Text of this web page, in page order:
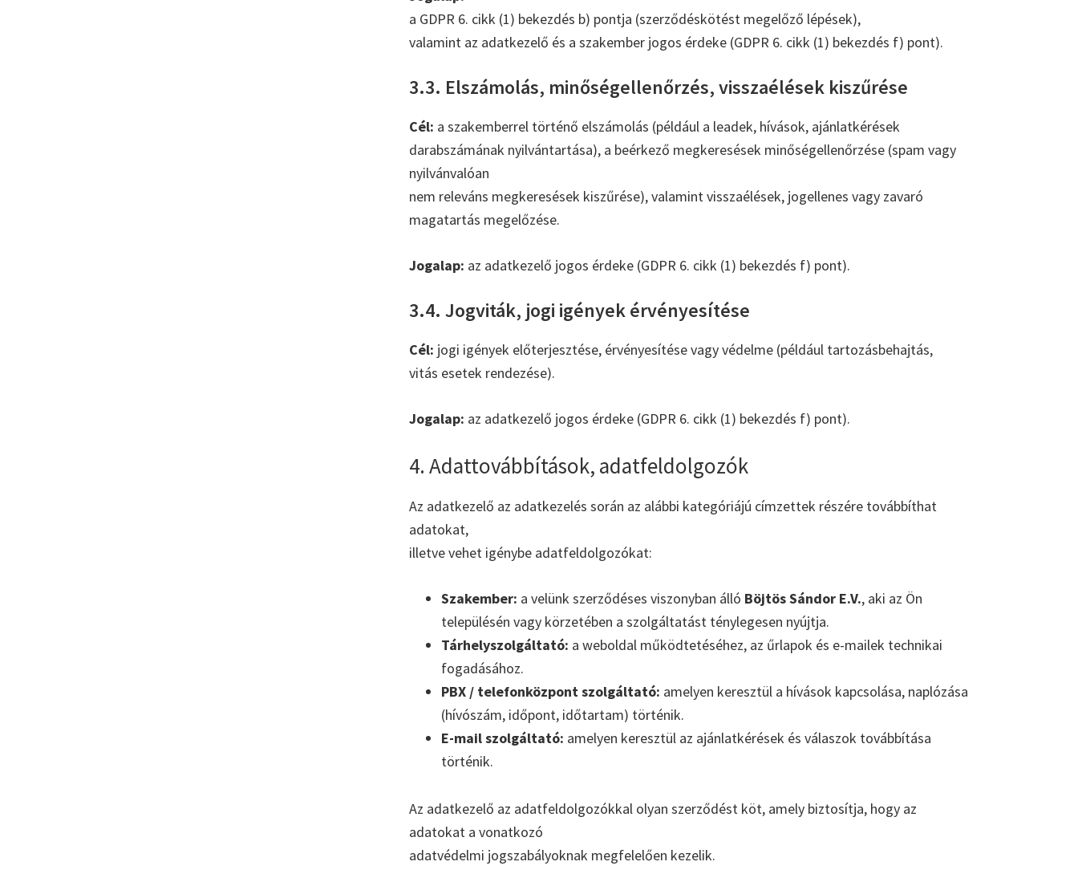
a GDPR 6. cikk (1) bekezdés b) pontja (szerződéskötést megelőző lépések),
valamint az adatkezelő és a szakember jogos érdeke (GDPR 6. cikk (1) bekezdés f) pont).
3.3. Elszámolás, minőségellenőrzés, visszaélések kiszűrése
Cél: a szakemberrel történő elszámolás (például a leadek, hívások, ajánlatkérések
darabszámának nyilvántartása), a beérkező megkeresések minőségellenőrzése (spam vagy
nyilvánvalóan
nem releváns megkeresések kiszűrése), valamint visszaélések, jogellenes vagy zavaró
magatartás megelőzése.
Jogalap: az adatkezelő jogos érdeke (GDPR 6. cikk (1) bekezdés f) pont).
3.4. Jogviták, jogi igények érvényesítése
Cél: jogi igények előterjesztése, érvényesítése vagy védelme (például tartozásbehajtás,
vitás esetek rendezése).
Jogalap: az adatkezelő jogos érdeke (GDPR 6. cikk (1) bekezdés f) pont).
4. Adattovábbítások, adatfeldolgozók
Az adatkezelő az adatkezelés során az alábbi kategóriájú címzettek részére továbbíthat
adatokat,
illetve vehet igénybe adatfeldolgozókat:
Szakember: a velünk szerződéses viszonyban álló Böjtös Sándor E.V., aki az Ön
településén vagy körzetében a szolgáltatást ténylegesen nyújtja.
Tárhelyszolgáltató: a weboldal működtetéséhez, az űrlapok és e-mailek technikai
fogadásához.
PBX / telefonközpont szolgáltató: amelyen keresztül a hívások kapcsolása, naplózása
(hívószám, időpont, időtartam) történik.
E-mail szolgáltató: amelyen keresztül az ajánlatkérések és válaszok továbbítása
történik.
Az adatkezelő az adatfeldolgozókkal olyan szerződést köt, amely biztosítja, hogy az
adatokat a vonatkozó
adatvédelmi jogszabályoknak megfelelően kezelik.